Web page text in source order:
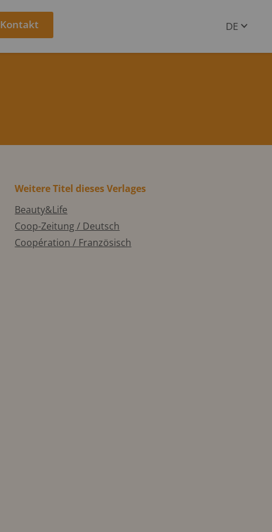
Kontakt
DE
Weitere Titel dieses Verlages
Beauty&Life
Coop-Zeitung / Deutsch
Coopération / Französisch